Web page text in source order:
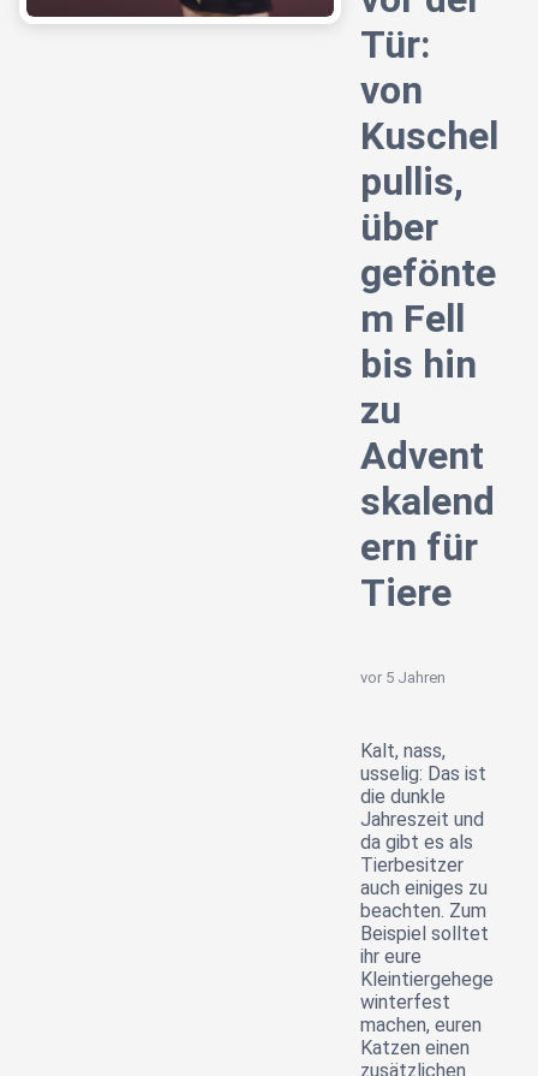
Tür:
von
Kuschel
pullis,
über
gefönte
m Fell
bis hin
zu
Advent
skalend
ern für
Tiere
vor 5 Jahren
Kalt, nass,
usselig: Das ist
die dunkle
Jahreszeit und
da gibt es als
Tierbesitzer
auch einiges zu
beachten. Zum
Beispiel solltet
ihr eure
Kleintiergehege
winterfest
machen, euren
Katzen einen
zusätzlichen